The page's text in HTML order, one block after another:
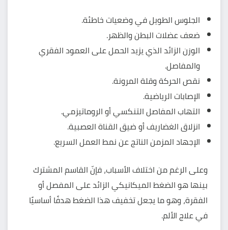
الجلوس الطويل في وضعيات خاطئة.
ضعف عضلات البطن والظهر.
الوزن الزائد الذي يزيد الحمل على العمود الفقري
والمفاصل.
نقص الحركة وقلة المرونة.
الإصابات الرياضية.
التهاب المفاصل التنكسي أو الروماتيزمي.
انزلاق الغضاريف أو ضيق القناة العصبية.
الإجهاد المزمن الناتج عن نمط العمل السريع.
وعلى الرغم من اختلاف الأسباب، فإنّ القاسم المشترك
بينها هو الضغط الميكانيكي الزائد على المفصل أو
الفقرة، وهو ما يجعل تخفيف هذا الضغط هدفًا أساسيًا
في علاج الألم.